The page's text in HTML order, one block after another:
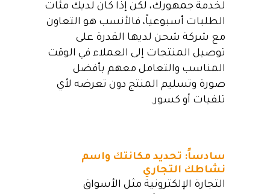
لخدمة جمهورك، لكن إذا كان لديك مئات
الطلبات أسبوعياً، فالأنسب هو التعاون
مع شركة شحن لديها القدرة على
توصيل المنتجات إلى العملاء في الوقت
المناسب والتعامل معهم بأفضل
صورة وتسليم المنتج دون تعرضه لأي
تلفيات أو كسور.
سادساً: تحديد مكانتك واسم
نشاطك التجاري
التجارة الإلكترونية مثل الأسواق